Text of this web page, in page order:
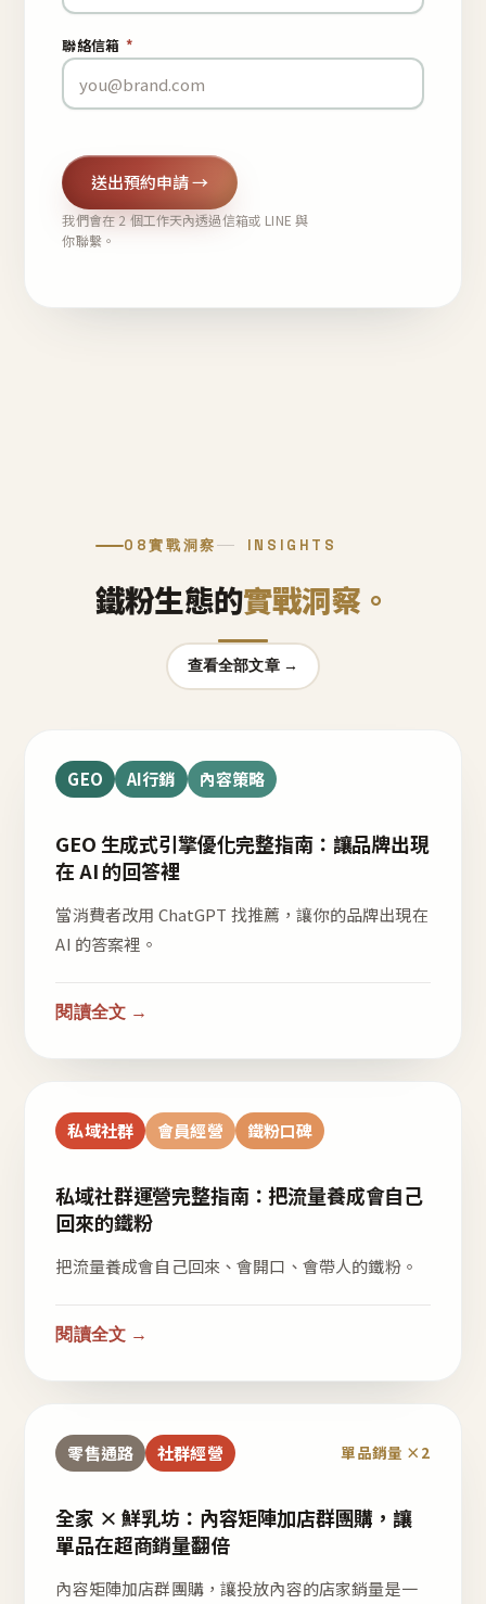
聯絡信箱 *
送出預約申請 →
我們會在 2 個工作天內透過信箱或 LINE 與
你聯繫。
08實戰洞察 INSIGHTS
鐵粉生態的實戰洞察。
查看全部文章 →
GEO AI行銷 內容策略
GEO 生成式引擎優化完整指南：讓品牌出現
在 AI 的回答裡
當消費者改用 ChatGPT 找推薦，讓你的品牌出現在
AI 的答案裡。
閱讀全文 →
私域社群 會員經營 鐵粉口碑
私域社群運營完整指南：把流量養成會自己
回來的鐵粉
把流量養成會自己回來、會開口、會帶人的鐵粉。
閱讀全文 →
零售通路 社群經營 單品銷量 ×2
全家 × 鮮乳坊：內容矩陣加店群團購，讓
單品在超商銷量翻倍
內容矩陣加店群團購，讓投放內容的店家銷量是一